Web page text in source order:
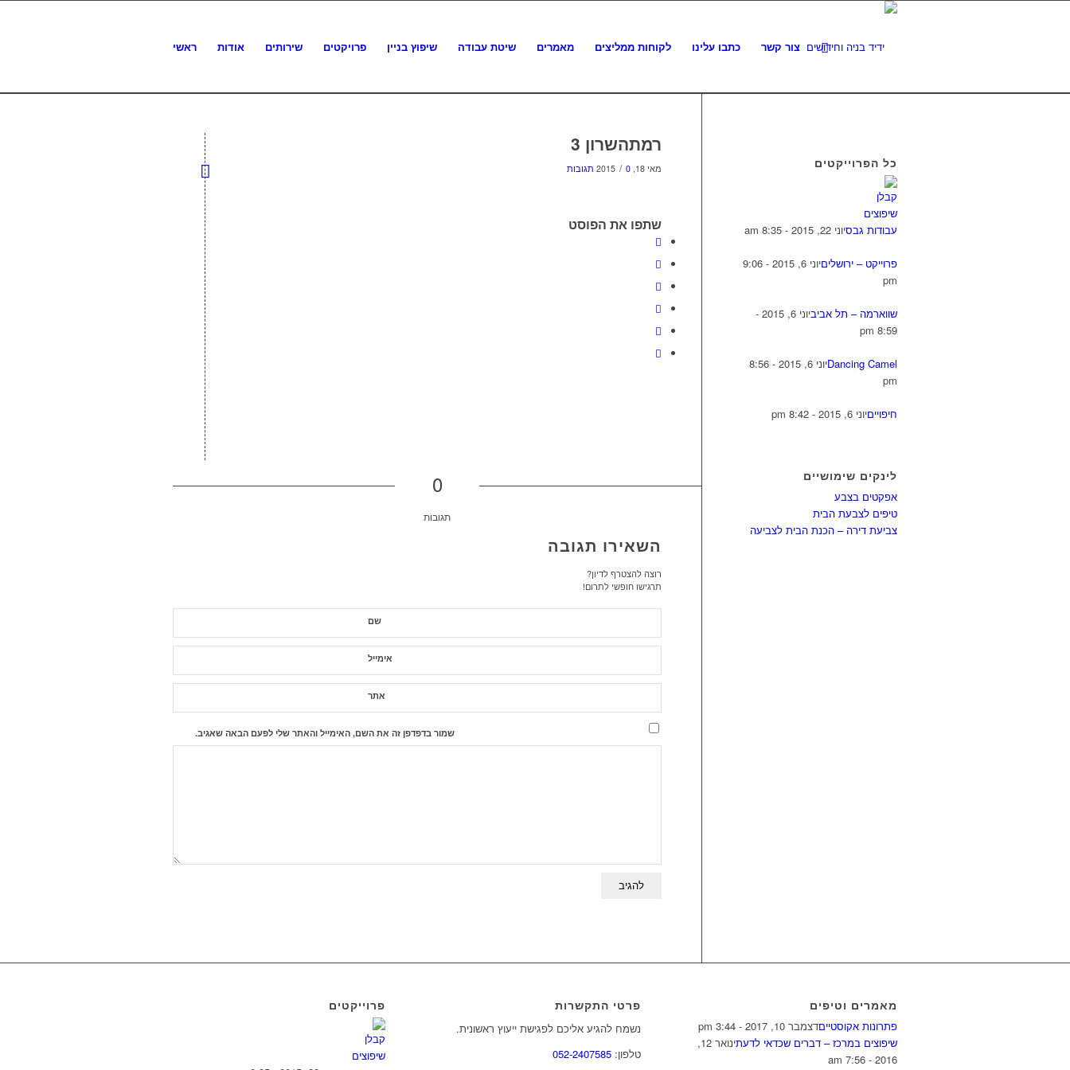
ראשי אודות שירותים פרויקטים שיפוץ בניין שיטת עבודה מאמרים לקוחות ממליצים כתבו עלינו צור קשר
רמתהשרון 3
מאי 18, 2015 / 0 תגובות
שתפו את הפוסט
0
תגובות
השאירו תגובה
רוצה להצטרף לדיון?
תרגישו חופשי לתרום!
שם
אימייל
אתר
שמור בדפדפן זה את השם, האימייל והאתר שלי לפעם הבאה שאגיב.
כל הפרוייקטים
עבודות גבסיוני 22, 2015 - 8:35 am
פרוייקט – ירושלים
יוני 6, 2015 - 9:06
pm
שווארמה – תל אביב
יוני 6, 2015 -
8:59 pm
Dancing Camel
יוני 6, 2015 - 8:56
pm
חיפוייםיוני 6, 2015 - 8:42 pm
לינקים שימושיים
אפקטים בצבע
טיפים לצבעת הבית
צביעת דירה – הכנת הבית לצביעה
פרוייקטים פרטי התקשרות
נשמח להגיע אליכם לפגישת ייעוץ ראשונית.
טלפון: 052-2407585
מאמרים וטיפים
פתרונות אקוסטייםדצמבר 10, 2017 - 3:44 pm
שיפוצים במרכז – דברים שכדאי לדעת
ינואר 12,
2016 - 7:56 am